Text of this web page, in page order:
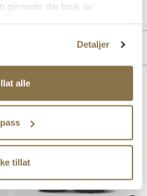
gjennom din bruk av
Detaljer
alle
tillat